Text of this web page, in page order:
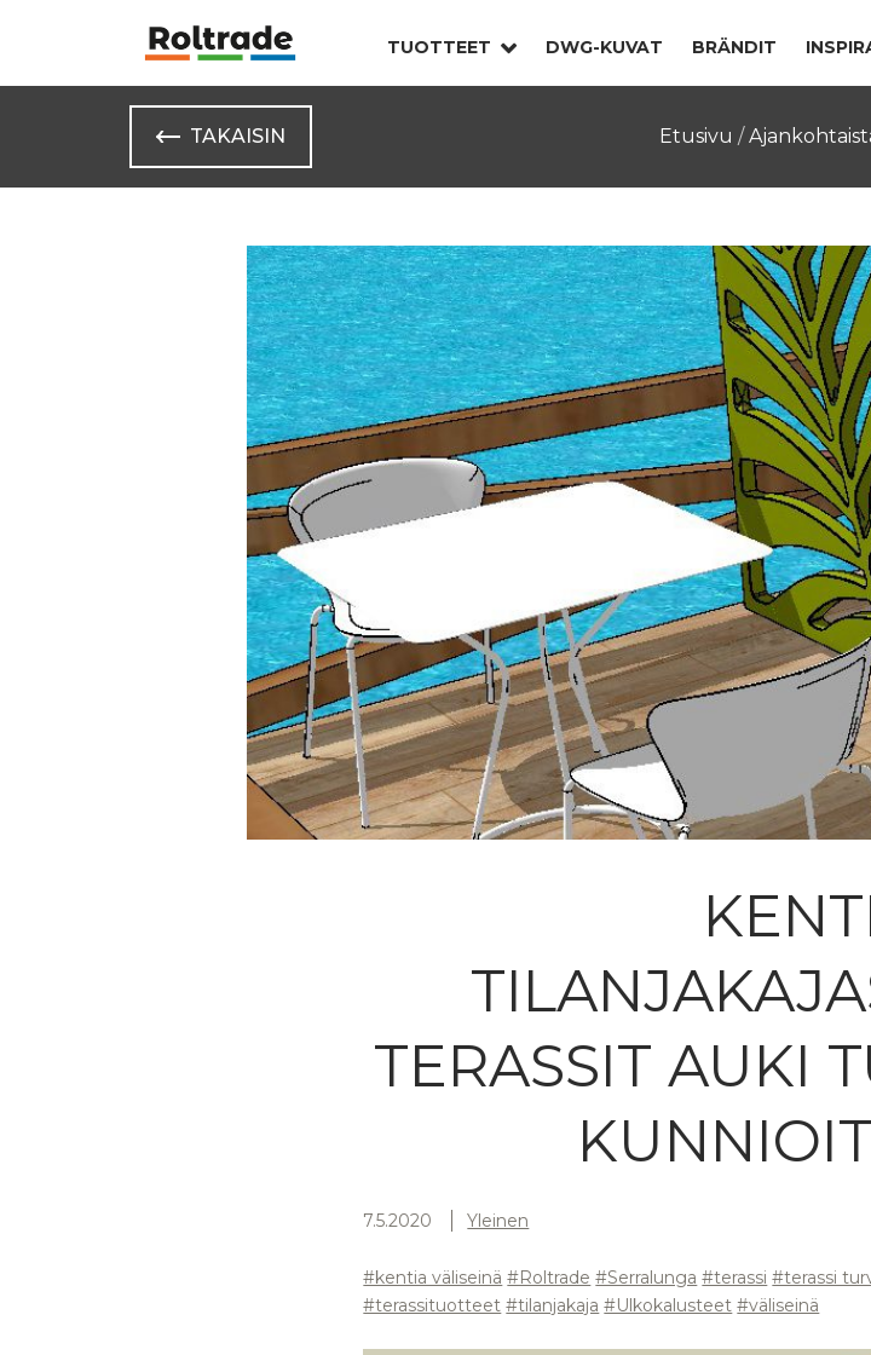
TUOTTEET DWG-KUVAT BRÄNDIT
TAKAISIN Etusivu /
TERASSIT AUKI
7.5.2020 Yleinen
#kentia väliseinä #Roltrade #Serralunga #terassi #terassi
#terassituotteet #tilanjakaja #Ulkokalusteet #väliseinä